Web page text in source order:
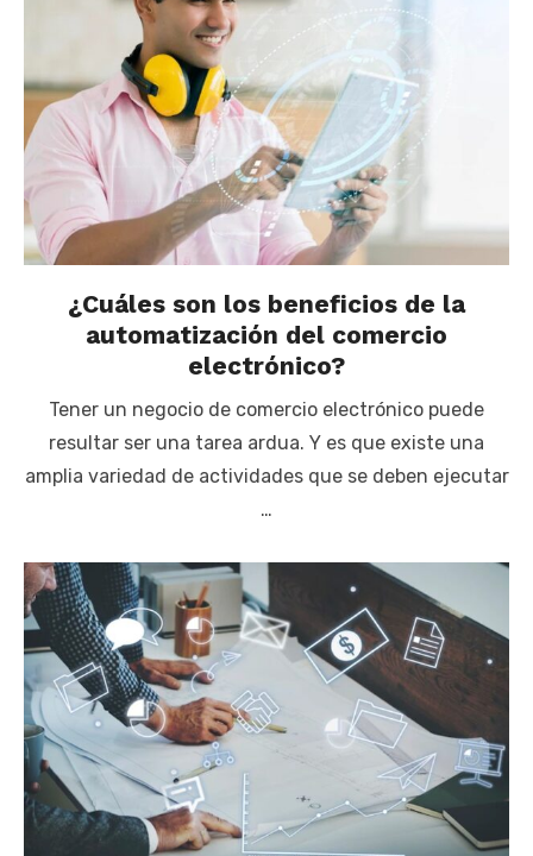
¿Cuáles son los beneficios de la
automatización del comercio
electrónico?
Tener un negocio de comercio electrónico puede
resultar ser una tarea ardua. Y es que existe una
amplia variedad de actividades que se deben ejecutar
…